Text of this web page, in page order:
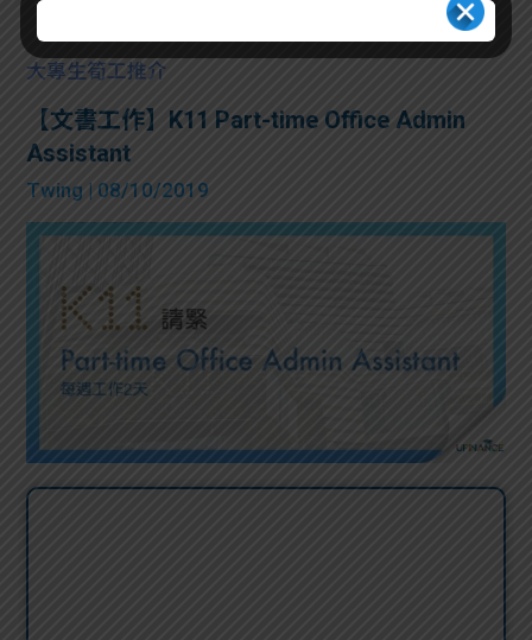
大專生筍工推介
【文書工作】K11 Part-time Office Admin
Assistant
Twing | 08/10/2019